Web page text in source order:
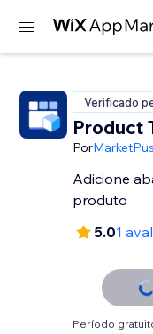
Verificado
Product
Por
Adicione
produto
5.01
Período